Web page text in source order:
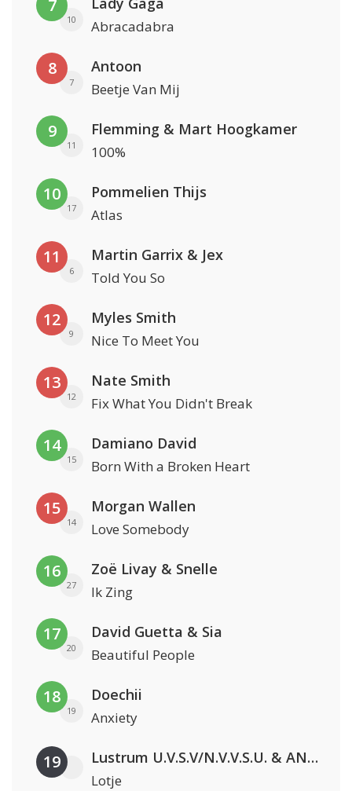
7
10 Abracadabra
8
7
Antoon
Beetje Van Mij
9
11
Flemming & Mart Hoogkamer
100%
10
17
Pommelien Thijs
Atlas
11
6
Martin Garrix & Jex
Told You So
12
9
Myles Smith
Nice To Meet You
13
12
Nate Smith
Fix What You Didn't Break
14
15
Damiano David
Born With a Broken Heart
15
14
Morgan Wallen
Love Somebody
16
27
Zoë Livay & Snelle
Ik Zing
17
20
David Guetta & Sia
Beautiful People
18
19
Doechii
Anxiety
19 Lustrum U.V.S.V/N.V.V.S.U. & ANNO ONS & Jopke van Dobbenburgh & Roeland Beelen
Lotje